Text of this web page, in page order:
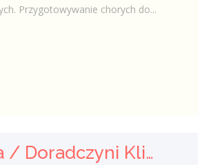
Przygotowywanie chorych do...
Doradca / Doradczyni Klienta (bankowość)